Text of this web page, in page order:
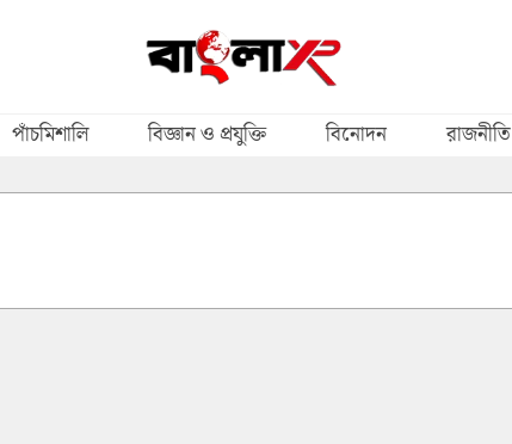
পাঁচমিশালি বিজ্ঞান ও প্রযুক্তি বিনোদন রাজনীতি